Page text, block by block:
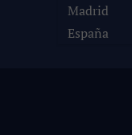
Madrid
España